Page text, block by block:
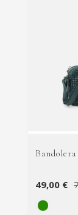
49,00 €